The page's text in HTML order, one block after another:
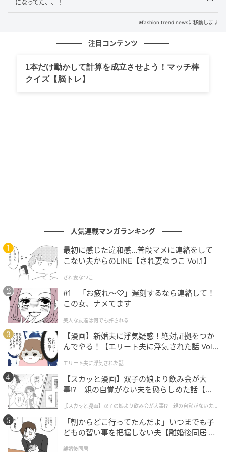
モンパン」¥1,780（税込）
は各お店・ブランドなどにご確認くださいませ。
writer：桃川 アン
学生時代からアパレル店員を経験し、卒業後もファッ
ション企業で約10年就業。結婚と出産を機に、ファッ
ションライターに転身。アパレル店員の経験を生かし
たトレンド提案型の情報発信を得意とする。特に、大
人を彩る明るいカラーや、ちょっと凝ったデザインな
ど、ベーシック派にも“1歩踏み出すきっかけ”になるフ
ァッション記事の執筆を目指し、FTNやコーデスナッ
プなどのメディアで活動中。
元記事で読む
次の記事
『1,000円台』でこのおしゃれさ！【しまむ
ら】大人のこなれ見えに♡「注目トップス」
になってた、、！
※fashion trend newsに移動します
注目コンテンツ
1本だけ動かして計算を成立させよう！マッチ棒
クイズ【脳トレ】
人気連載マンガランキング
最初に感じた違和感…普段マメに連絡をして
こない夫からのLINE【され妻なつこ Vol.1】
され妻なつこ
#1 「お疲れ〜♡」遅刻するなら連絡して！
この女、ナメてます
美人な友達は何でも許される
【漫画】新婚夫に浮気疑惑！絶対証拠をつか
んでやる！【エリート夫に浮気された話 Vol.
エリート夫に浮気された話
【スカッと漫画】双子の娘より飲み会が大
事!? 親の自覚がない夫を懲らしめた話【第1
【スカッと漫画】双子の娘より飲み会が大事!? 親の自覚がない夫を
懲らしめた話
「朝からどこ行ってたんだよ」いつまでも子
どもの習い事を把握しない夫【離婚後同居 Vo
離婚後同居